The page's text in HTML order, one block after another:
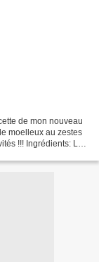
de mon nouveau
moelleux au zestes
!!! Ingrédients: La